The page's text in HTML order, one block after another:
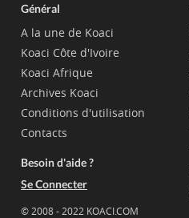
Général
A la une de Koaci
Koaci Côte d'Ivoire
Koaci Afrique
Archives Koaci
Conditions d'utilisation
Contacts
Besoin d'aide ?
Se Connecter
© 2008 - 2022 KOACI.COM